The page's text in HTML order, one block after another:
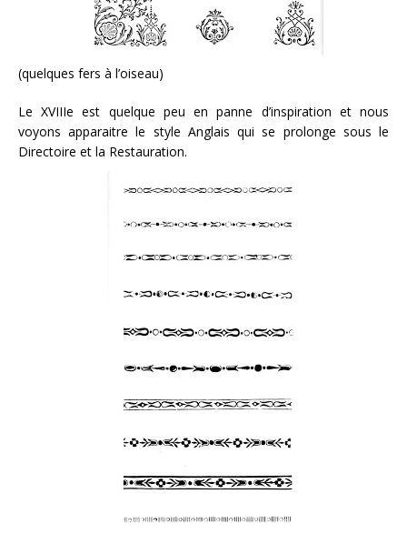
(quelques fers à l’oiseau)
Le XVIIIe est quelque peu en panne d’inspiration et nous
voyons apparaitre le style Anglais qui se prolonge sous le
Directoire et la Restauration.